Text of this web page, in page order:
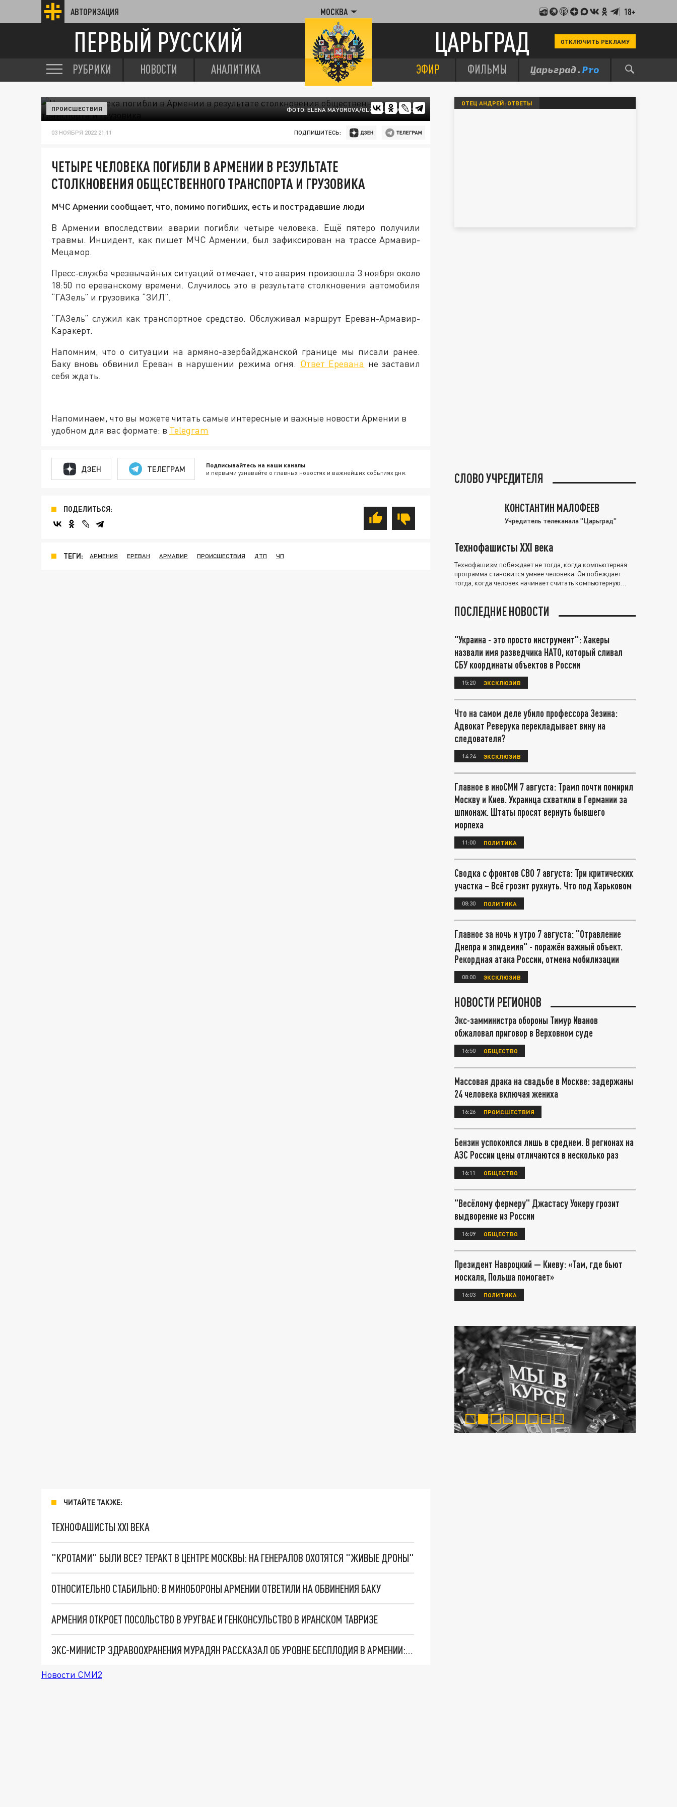
АВТОРИЗАЦИЯ МОСКВА 18+
ПЕРВЫЙ РУССКИЙ ЦАРЬГРАД ОТКЛЮЧИТЬ РЕКЛАМУ
РУБРИКИ НОВОСТИ АНАЛИТИКА ЭФИР ФИЛЬМЫ
ФОТО: ELENA MAYOROVA/GLOBALLOOKPRESS
ПРОИСШЕСТВИЯ
03 НОЯБРЯ 2022 21:11 ПОДПИШИТЕСЬ:
ЧЕТЫРЕ ЧЕЛОВЕКА ПОГИБЛИ В АРМЕНИИ В РЕЗУЛЬТАТЕ
СТОЛКНОВЕНИЯ ОБЩЕСТВЕННОГО ТРАНСПОРТА И ГРУЗОВИКА
МЧС Армении сообщает, что, помимо погибших, есть и пострадавшие люди
В Армении впоследствии аварии погибли четыре человека. Ещё пятеро получили
травмы. Инцидент, как пишет МЧС Армении, был зафиксирован на трассе Армавир-
Мецамор.
Пресс-служба чрезвычайных ситуаций отмечает, что авария произошла 3 ноября около
18:50 по ереванскому времени. Случилось это в результате столкновения автомобиля
“ГАЗель” и грузовика “ЗИЛ”.
“ГАЗель” служил как транспортное средство. Обслуживал маршрут Ереван-Армавир-
Каракерт.
Напомним, что о ситуации на армяно-азербайджанской границе мы писали ранее.
Баку вновь обвинил Ереван в нарушении режима огня. Ответ Еревана не заставил
себя ждать.
Напоминаем, что вы можете читать самые интересные и важные новости Армении в
удобном для вас формате: в Telegram
ДЗЕН ТЕЛЕГРАМ Подписывайтесь на наши каналы
и первыми узнавайте о главных новостях и важнейших событиях дня.
ПОДЕЛИТЬСЯ:
ТЕГИ: АРМЕНИЯ ЕРЕВАН АРМАВИР ПРОИСШЕСТВИЯ ДТП ЧП
ЧИТАЙТЕ ТАКЖЕ:
ТЕХНОФАШИСТЫ XXI ВЕКА
"КРОТАМИ" БЫЛИ ВСЕ? ТЕРАКТ В ЦЕНТРЕ МОСКВЫ: НА ГЕНЕРАЛОВ ОХОТЯТСЯ "ЖИВЫЕ ДРОНЫ"
ОТНОСИТЕЛЬНО СТАБИЛЬНО: В МИНОБОРОНЫ АРМЕНИИ ОТВЕТИЛИ НА ОБВИНЕНИЯ БАКУ
АРМЕНИЯ ОТКРОЕТ ПОСОЛЬСТВО В УРУГВАЕ И ГЕНКОНСУЛЬСТВО В ИРАНСКОМ ТАВРИЗЕ
ЭКС-МИНИСТР ЗДРАВООХРАНЕНИЯ МУРАДЯН РАССКАЗАЛ ОБ УРОВНЕ БЕСПЛОДИЯ В АРМЕНИИ: БЛИЗИТСЯ К КРИЗИСНОМУ
Новости СМИ2
ОТЕЦ АНДРЕЙ: ОТВЕТЫ
СЛОВО УЧРЕДИТЕЛЯ
КОНСТАНТИН МАЛОФЕЕВ
Учредитель телеканала "Царьград"
Технофашисты XXI века
Технофашизм побеждает не тогда, когда компьютерная
программа становится умнее человека. Он побеждает
тогда, когда человек начинает считать компьютерную
ПОСЛЕДНИЕ НОВОСТИ
"Украина - это просто инструмент": Хакеры
назвали имя разведчика НАТО, который сливал
СБУ координаты объектов в России
15:20 ЭКСКЛЮЗИВ
Что на самом деле убило профессора Зезина:
Адвокат Реверука перекладывает вину на
следователя?
14:24 ЭКСКЛЮЗИВ
Главное в иноСМИ 7 августа: Трамп почти помирил
Москву и Киев. Украинца схватили в Германии за
шпионаж. Штаты просят вернуть бывшего
морпеха
11:00 ПОЛИТИКА
Сводка с фронтов СВО 7 августа: Три критических
участка – Всё грозит рухнуть. Что под Харьковом
08:30 ПОЛИТИКА
Главное за ночь и утро 7 августа: "Отравление
Днепра и эпидемия" - поражён важный объект.
Рекордная атака России, отмена мобилизации
08:00 ЭКСКЛЮЗИВ
НОВОСТИ РЕГИОНОВ
Экс-замминистра обороны Тимур Иванов
обжаловал приговор в Верховном суде
16:50 ОБЩЕСТВО
Массовая драка на свадьбе в Москве: задержаны
24 человека включая жениха
16:26 ПРОИСШЕСТВИЯ
Бензин успокоился лишь в среднем. В регионах на
АЗС России цены отличаются в несколько раз
16:11 ОБЩЕСТВО
"Весёлому фермеру" Джастасу Уокеру грозит
выдворение из России
16:09 ОБЩЕСТВО
Президент Навроцкий — Киеву: «Там, где бьют
москаля, Польша помогает»
16:03 ПОЛИТИКА